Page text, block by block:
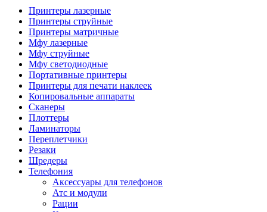
Камеры для видеоконференцсвязи
Аксессуары для видеоконференцсвязи
Системы безопасности и умный дом
Комплекты видеонаблюдения
Мониторы и видеостены
Регистраторы
Замки
Принтеры лазерные
Принтеры струйные
Принтеры матричные
Мфу лазерные
Мфу струйные
Мфу светодиодные
Портативные принтеры
Принтеры для печати наклеек
Копировальные аппараты
Сканеры
Плоттеры
Ламинаторы
Переплетчики
Резаки
Шредеры
Телефония
Аксессуары для телефонов
Атс и модули
Рации